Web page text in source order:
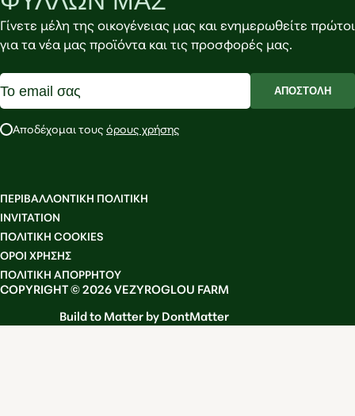
Γίνετε μέλη της οικογένειας μας και ενημερωθείτε πρώτοι
για τα νέα μας προϊόντα και τις προσφορές μας.
ΑΠΟΣΤΟΛΗ
Αποδέχομαι τους όρους χρήσης
ΠΕΡΙΒΑΛΛΟΝΤΙΚΗ ΠΟΛΙΤΙΚΗ
INVITATION
ΠΟΛΙΤΙΚΗ COOKIES
OΡΟΙ ΧΡΗΣΗΣ
ΠΟΛΙΤΙΚΗ ΑΠΟΡΡΗΤΟΥ
COPYRIGHT © 2026 VEZYROGLOU FARM
Build to Matter by DontMatter